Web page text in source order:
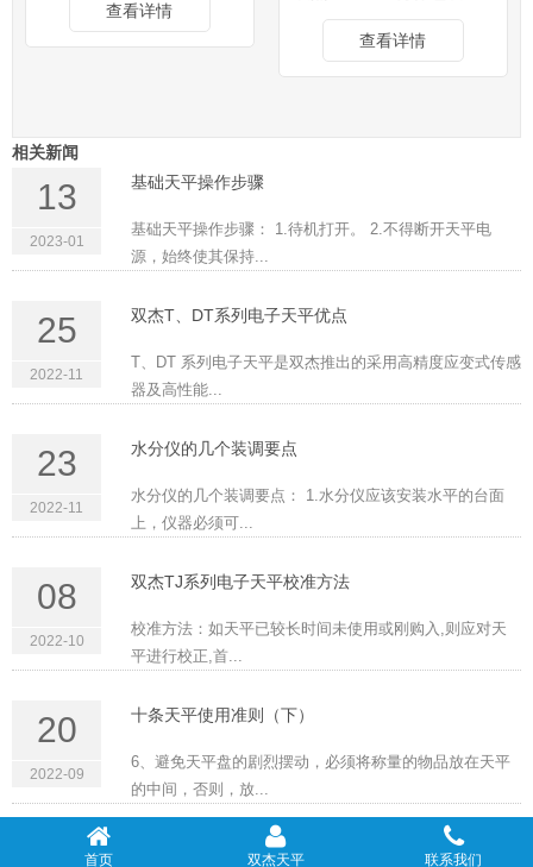
查看详情
查看详情
相关新闻
13
2023-01
基础天平操作步骤
基础天平操作步骤： 1.待机打开。 2.不得断开天平电
源，始终使其保持...
25
2022-11
双杰T、DT系列电子天平优点
T、DT 系列电子天平是双杰推出的采用高精度应变式传感
器及高性能...
23
2022-11
水分仪的几个装调要点
水分仪的几个装调要点： 1.水分仪应该安装水平的台面
上，仪器必须可...
08
2022-10
双杰TJ系列电子天平校准方法
校准方法：如天平已较长时间未使用或刚购入,则应对天
平进行校正,首...
20
2022-09
十条天平使用准则（下）
6、避免天平盘的剧烈摆动，必须将称量的物品放在天平
的中间，否则，放...
首页 双杰天平 联系我们